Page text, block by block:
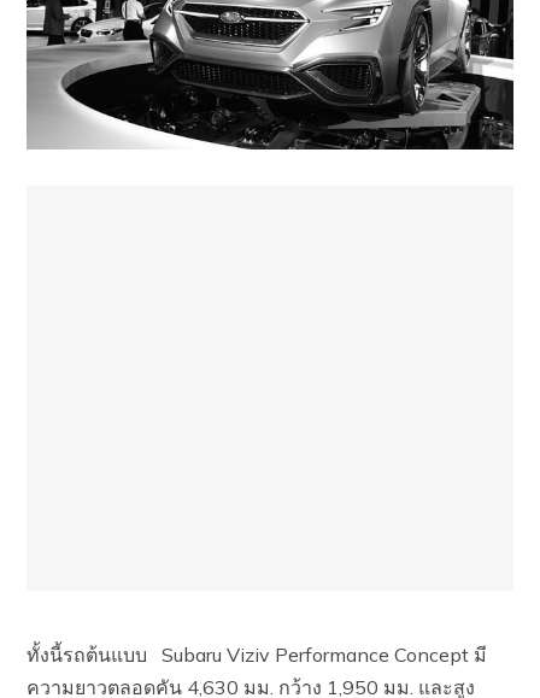
ทั้งนี้รถต้นแบบ Subaru Viziv Performance Concept มี
ความยาวตลอดคัน 4,630 มม. กว้าง 1,950 มม. และสูง